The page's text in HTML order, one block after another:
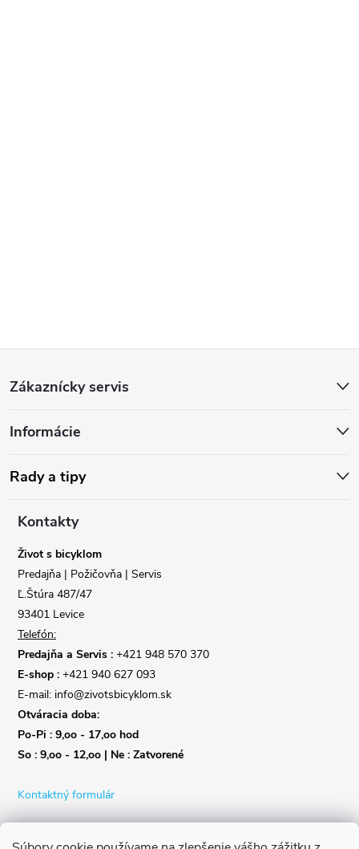
p
ä
Zákaznícky servis
Informácie
Rady a tipy
Kontakty
Život s bicyklom
Predajňa | Požičovňa | Servis
Ľ.Štúra 487/47
93401 Levice
Telefón:
Predajňa a Servis : +421 948 570 370
E-shop : +421 940 627 093
E-mail: info@zivotsbicyklom.sk
Otváracia doba:
Po-Pi : 9,oo - 17,oo hod
So : 9,oo - 12,oo | Ne : Zatvorené
Kontaktný formulár